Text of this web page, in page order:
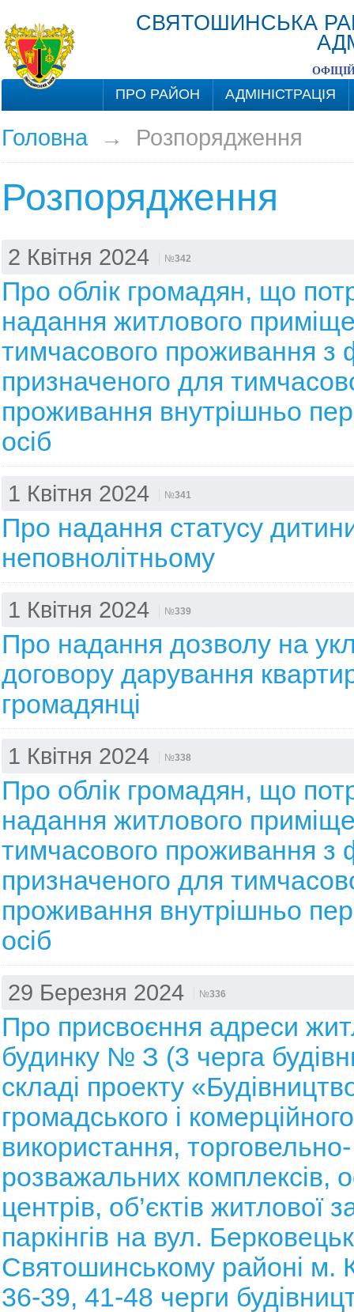
СВЯТОШИНСЬКА
ПРО РАЙОН АДМІНІСТРАЦІЯ
Головна→ Розпорядження
Розпорядження
2 Квітня 2024 №342
Про облік громадян, що
надання житлового
тимчасового проживання з
призначеного для
проживання внутрішньо
осіб
1 Квітня 2024 №341
Про надання статусу
неповнолітньому
1 Квітня 2024 №339
Про надання дозволу на
договору дарування
громадянці
1 Квітня 2024 №338
Про облік громадян, що
надання житлового
тимчасового проживання з
призначеного для
проживання внутрішньо
осіб
29 Березня 2024 №336
Про присвоєння адреси
будинку № З (3 черга
складі проекту
громадського і комерційного
використання, торговельно-
розважальних комплексів,
центрів, об’єктів житлової
паркінгів на вул.
Святошинському районі м.
36-39, 41-48 черги